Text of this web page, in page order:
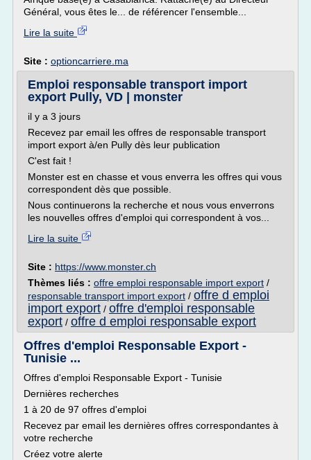
Général, vous êtes le... de référencer l'ensemble...
Lire la suite
Site : optioncarriere.ma
Emploi responsable transport import
export Pully, VD | monster
il y a 3 jours
Recevez par email les offres de responsable transport
import export à/en Pully dès leur publication
C'est fait !
Monster est en chasse et vous enverra les offres qui vous
correspondent dès que possible.
Nous continuerons la recherche et nous vous enverrons
les nouvelles offres d'emploi qui correspondent à vos...
Lire la suite
Site : https://www.monster.ch
Thèmes liés : offre emploi responsable import export /
responsable transport import export / offre d emploi
import export / offre d'emploi responsable
export / offre d emploi responsable export
Offres d'emploi Responsable Export -
Tunisie ...
Offres d'emploi Responsable Export - Tunisie
Dernières recherches
1 à 20 de 97 offres d'emploi
Recevez par email les dernières offres correspondantes à
votre recherche
Créez votre alerte